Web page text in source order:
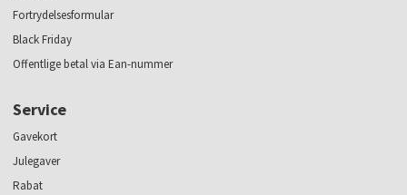
Fortrydelsesformular
Black Friday
Offentlige betal via Ean-nummer
Service
Gavekort
Julegaver
Rabat